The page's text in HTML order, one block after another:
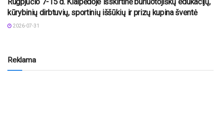
kūrybinių dirbtuvių, sportinių iššūkių ir prizų kupina šventė
2026-07-31
Reklama